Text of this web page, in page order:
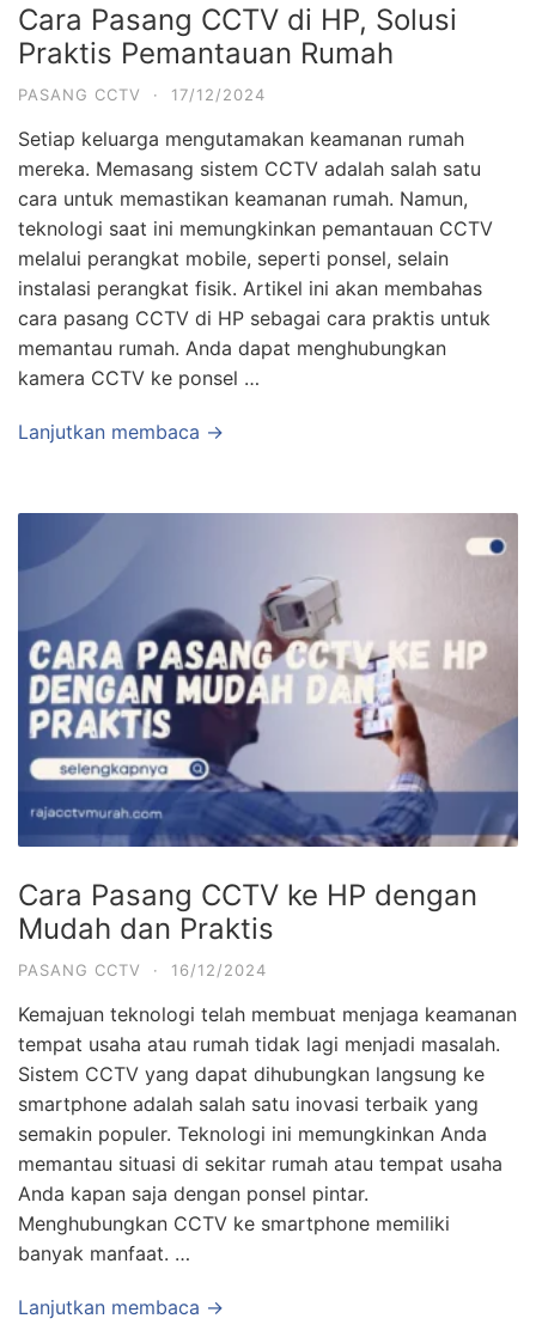
Cara Pasang CCTV di HP, Solusi
Praktis Pemantauan Rumah
PASANG CCTV · 17/12/2024
Setiap keluarga mengutamakan keamanan rumah
mereka. Memasang sistem CCTV adalah salah satu
cara untuk memastikan keamanan rumah. Namun,
teknologi saat ini memungkinkan pemantauan CCTV
melalui perangkat mobile, seperti ponsel, selain
instalasi perangkat fisik. Artikel ini akan membahas
cara pasang CCTV di HP sebagai cara praktis untuk
memantau rumah. Anda dapat menghubungkan
kamera CCTV ke ponsel …
Lanjutkan membaca →
Cara Pasang CCTV ke HP dengan
Mudah dan Praktis
PASANG CCTV · 16/12/2024
Kemajuan teknologi telah membuat menjaga keamanan
tempat usaha atau rumah tidak lagi menjadi masalah.
Sistem CCTV yang dapat dihubungkan langsung ke
smartphone adalah salah satu inovasi terbaik yang
semakin populer. Teknologi ini memungkinkan Anda
memantau situasi di sekitar rumah atau tempat usaha
Anda kapan saja dengan ponsel pintar.
Menghubungkan CCTV ke smartphone memiliki
banyak manfaat. …
Lanjutkan membaca →